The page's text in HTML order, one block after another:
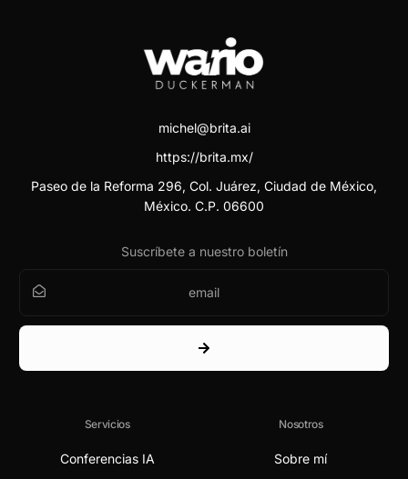
michel@brita.ai
https://brita.mx/
Paseo de la Reforma 296, Col. Juárez, Ciudad de México,
México. C.P. 06600
Suscríbete a nuestro boletín
Servicios
Conferencias IA
Nosotros
Sobre mí